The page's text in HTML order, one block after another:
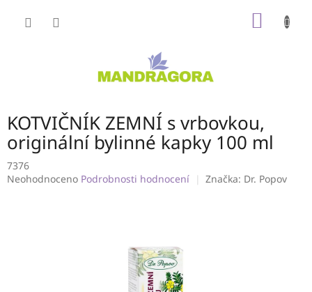
KOTVIČNÍK ZEMNÍ s vrbovkou,
originální bylinné kapky 100 ml
7376
Průměrné
Neohodnoceno Podrobnosti hodnocení Značka: Dr. Popov